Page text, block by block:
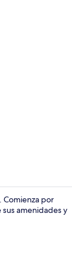
Comienza por
amenidades y